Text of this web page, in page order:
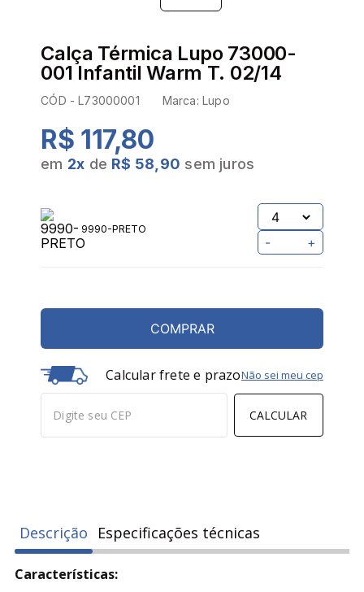
Calça Térmica Lupo 73000-
001 Infantil Warm T. 02/14
CÓD -L73000001 Marca:Lupo
R$ 117,80
em 2x de R$ 58,90 sem juros
9990-PRETO
- +
COMPRAR
Calcular frete e prazo
CALCULAR
Não sei meu cep
Descrição Especificações técnicas
Características: